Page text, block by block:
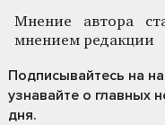
Мнение автора
мнением редакции
Подписывайтесь на
узнавайте о главных
дня.